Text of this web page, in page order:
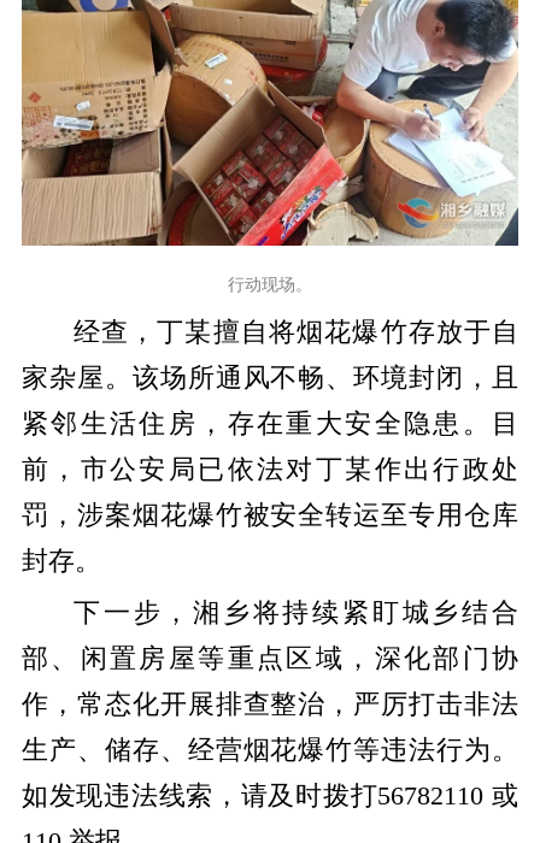
行动现场。
经查，丁某擅自将烟花爆竹存放于自
家杂屋。该场所通风不畅、环境封闭，且
紧邻生活住房，存在重大安全隐患。目
前，市公安局已依法对丁某作出行政处
罚，涉案烟花爆竹被安全转运至专用仓库
封存。
下一步，湘乡将持续紧盯城乡结合
部、闲置房屋等重点区域，深化部门协
作，常态化开展排查整治，严厉打击非法
生产、储存、经营烟花爆竹等违法行为。
如发现违法线索，请及时拨打56782110 或